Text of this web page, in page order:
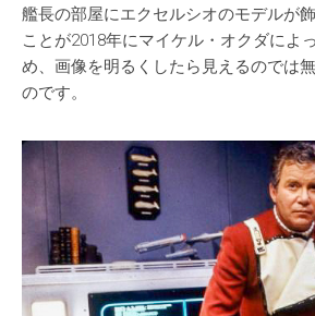
艦長の部屋にエクセルシオのモデルが
ことが2018年にマイケル・オクダによ
め、画像を明るくしたら見えるのでは
のです。